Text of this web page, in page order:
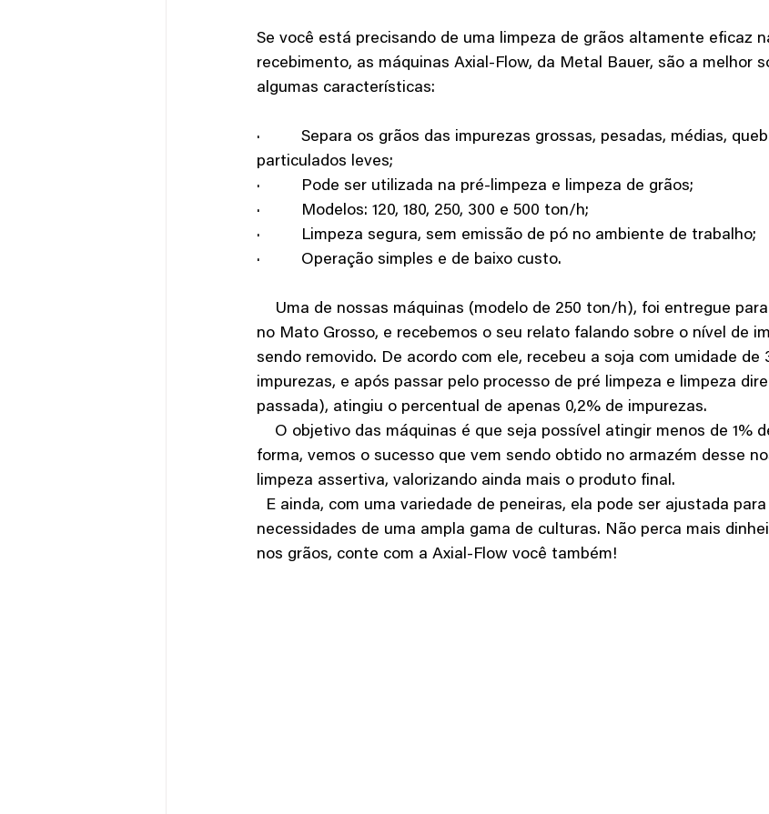
Se você está precisando de uma limpeza de grãos altamente eficaz
recebimento, as máquinas Axial-Flow, da Metal Bauer, são a melhor
algumas características:
·         Separa os grãos das impurezas grossas, pesadas, médias,
particulados leves;
·         Pode ser utilizada na pré-limpeza e limpeza de grãos;
·         Modelos: 120, 180, 250, 300 e 500 ton/h;
·         Limpeza segura, sem emissão de pó no ambiente de trabalho;
·         Operação simples e de baixo custo.
no Mato Grosso, e recebemos o seu relato falando sobre o nível de
sendo removido. De acordo com ele, recebeu a soja com umidade de
impurezas, e após passar pelo processo de pré limpeza e limpeza
passada), atingiu o percentual de apenas 0,2% de impurezas.
forma, vemos o sucesso que vem sendo obtido no armazém desse
limpeza assertiva, valorizando ainda mais o produto final.
necessidades de uma ampla gama de culturas. Não perca mais
nos grãos, conte com a Axial-Flow você também!